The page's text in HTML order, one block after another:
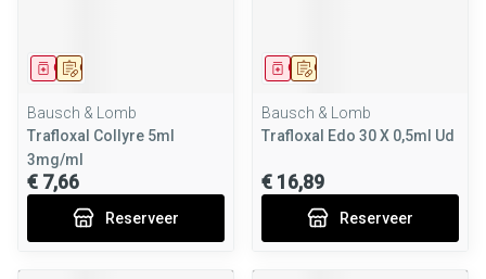
Op voorschrift
Geneesmiddel
Bausch & Lomb
Trafloxal Collyre 5ml
3mg/ml
€ 7,66
Reserveer
Op voorschrift
Geneesmiddel
Bausch & Lomb
Trafloxal Edo 30 X 0,5ml Ud
€ 16,89
Reserveer